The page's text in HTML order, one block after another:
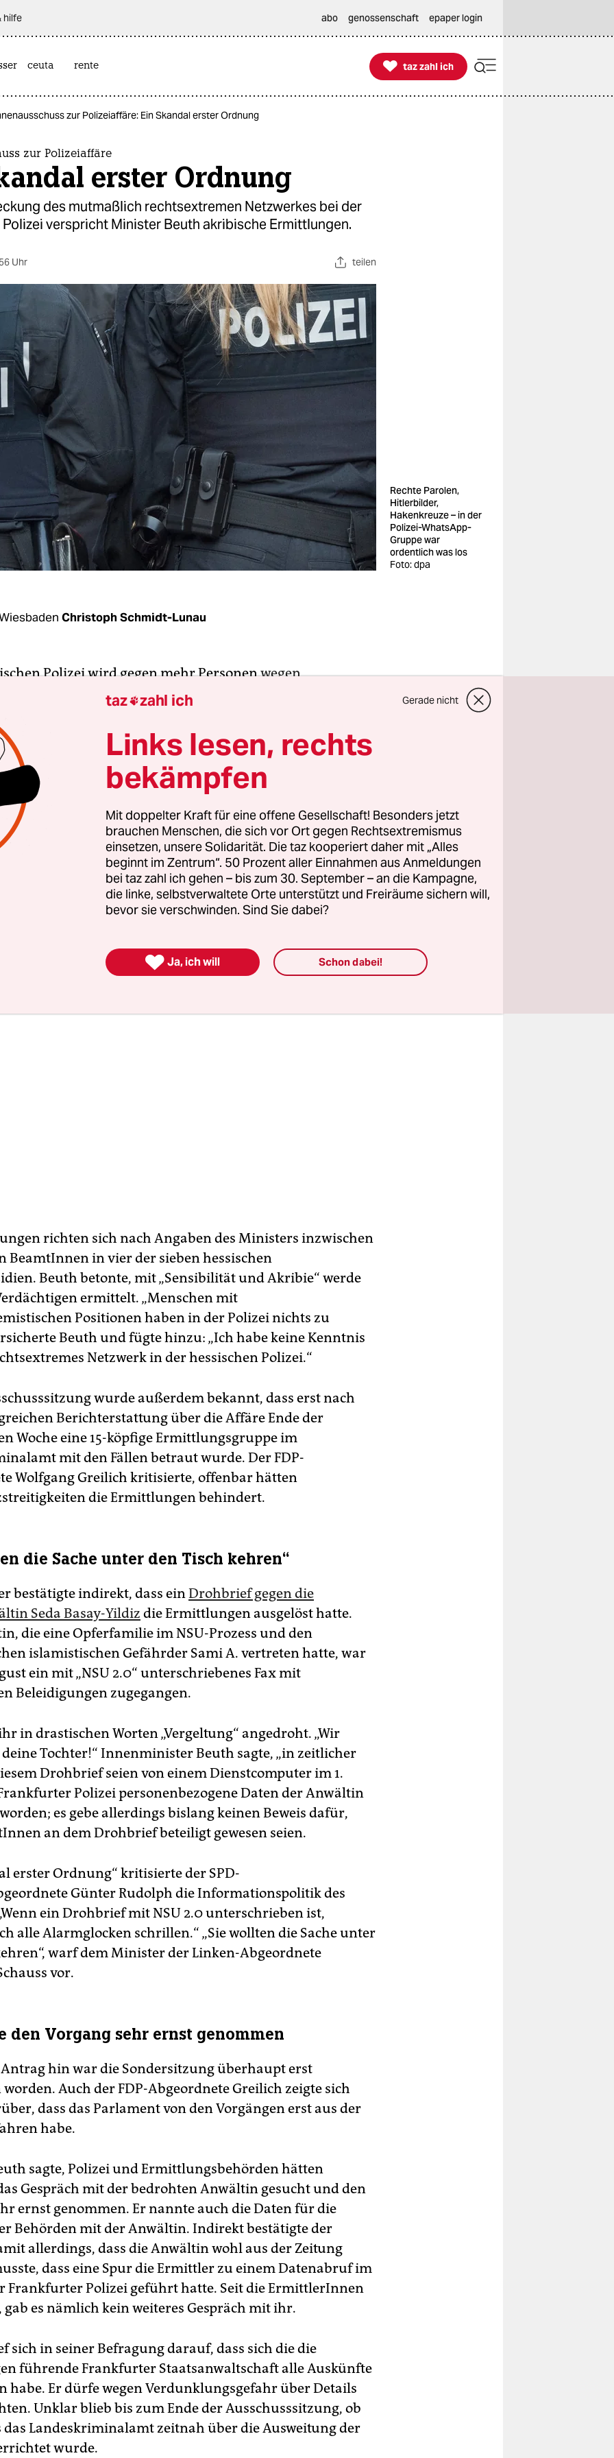
hilfe abo genossenschaft epaper login
ceuta rente 
taz zahl ich
taz zahl ich
zur Polizeiaffäre: Ein Skandal erster Ordnung
zur Polizeiaffäre
erster Ordnung
des mutmaßlich rechtsextremen Netzwerkes bei der
verspricht Minister Beuth akribische Ermittlungen.
Uhr teilen
Rechte Parolen,
Hitlerbilder,
Hakenkreuze – in der
Polizei-WhatsApp-
Gruppe war
ordentlich was los
Foto: dpa
Christoph Schmidt-Lunau
Polizei wird gegen mehr Personenwegen
und neonazistischer Umtriebe
der Chatgruppe, die über WhatsApp rechtsextreme
und Hakenkreuze ausgetauscht haben soll,
nicht nur fünf, sondern mindestens sechs
Das sagte am Mittwoch Hessens Innenminister
(CDU) bei einer Sondersitzung des Innenausschusses im
des Ministers ermitteln Landeskriminalamt und
zudem gegen mindestens einen weiteren Beamten
entlassenen Polizeianwärter. Sechs
sind suspendiert. Zusätzlich sei ein
die extremistische Abbildungen ausgetauscht habe.
richten sich nach Angaben des Ministers inzwischen
BeamtInnen in vier der sieben hessischen
Beuth betonte, mit „Sensibilität und Akribie“ werde
ermittelt. „Menschen mit
Positionen haben in der Polizei nichts zu
Beuth und fügte hinzu: „Ich habe keine Kenntnis
Netzwerk in der hessischen Polizei.“
wurde außerdem bekannt, dass erst nach
Berichterstattung über die Affäre Ende der
Woche eine 15-köpfige Ermittlungsgruppe im
mit den Fällen betraut wurde. Der FDP-
Wolfgang Greilich kritisierte, offenbar hätten
die Ermittlungen behindert.
die Sache unter den Tisch kehren“
bestätigte indirekt, dass einDrohbrief gegen die
Seda Basay-Yildiz die Ermittlungen ausgelöst hatte.
die eine Opferfamilie im NSU-Prozess und den
islamistischen Gefährder Sami A. vertreten hatte, war
ein mit „NSU 2.0“ unterschriebenes Fax mit
Beleidigungen zugegangen.
in drastischen Worten „Vergeltung“ angedroht. „Wir
Tochter!“ Innenminister Beuth sagte, „in zeitlicher
Drohbrief seien von einem Dienstcomputer im 1.
Polizei personenbezogene Daten der Anwältin
es gebe allerdings ­bislang keinen Beweis dafür,
an dem Drohbrief beteiligt gewesen seien.
erster Ordnung“ kritisierte der SPD-
Günter Rudolph die Informationspolitik des
ein Drohbrief mit NSU 2.0 unterschrieben ist,
alle Alarmglocken schrillen.“ „Sie wollten die Sache unter
warf dem Minister der Linken-Abgeordnete
vor.
den Vorgang sehr ernst genommen
hin war die Sondersitzung überhaupt erst
Auch der FDP-Abgeordnete Greilich zeigte sich
dass das Parlament von den Vorgängen erst aus der
habe.
sagte, Polizei und Ermittlungsbehörden hätten
Gespräch mit der bedrohten Anwältin gesucht und den
ernst genommen. Er nannte auch die Daten für die
Behörden mit der Anwältin. Indirekt bestätigte der
allerdings, dass die Anwältin wohl aus der Zeitung
dass eine Spur die Ermittler zu einem Datenabruf im
Frankfurter Polizei geführt hatte. Seit die ErmittlerInnen
gab es nämlich kein weiteres Gespräch mit ihr.
sich in seiner Befragung darauf, dass sich die die
führende Frankfurter Staatsanwaltschaft alle Auskünfte
habe. Er dürfe wegen Verdunklungsgefahr über Details
Unklar blieb bis zum Ende der Ausschusssitzung, ob
das Landeskriminalamt zeitnah über die Ausweitung der
wurde.
taz zahl ich Gerade nicht
Links lesen, rechts
bekämpfen
Mit doppelter Kraft für eine offene Gesellschaft! Besonders jetzt
brauchen Menschen, die sich vor Ort gegen Rechtsextremismus
einsetzen, unsere Solidarität. Die taz kooperiert daher mit „Alles
beginnt im Zentrum“. 50 Prozent aller Einnahmen aus Anmeldungen
bei taz zahl ich gehen – bis zum 30. September – an die Kampagne,
die linke, selbstverwaltete Orte unterstützt und Freiräume sichern will,
bevor sie verschwinden. Sind Sie dabei?
 Ja, ich will Schon dabei!